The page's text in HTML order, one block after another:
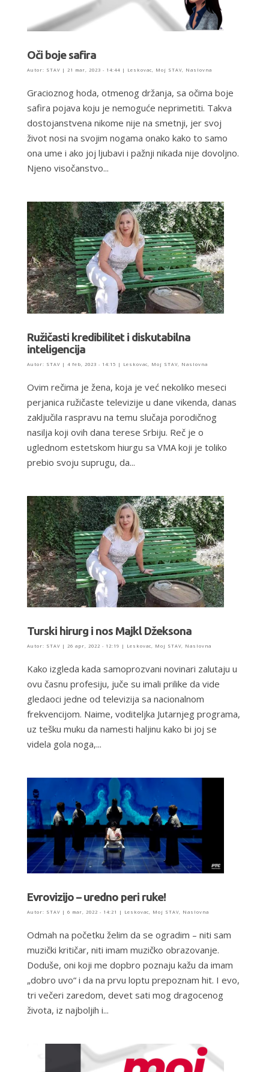
Oči boje safira
Autor: STAV| 21 mar, 2023 - 14:44| Leskovac, Moj STAV, Naslovna
Gracioznog hoda, otmenog držanja, sa očima boje
safira pojava koju je nemoguće neprimetiti. Takva
dostojanstvena nikome nije na smetnji, jer svoj
život nosi na svojim nogama onako kako to samo
ona ume i ako joj ljubavi i pažnji nikada nije dovoljno.
Njeno visočanstvo...
Ružičasti kredibilitet i diskutabilna
inteligencija
Autor: STAV| 4 feb, 2023 - 14:15 | Leskovac Moj STAV, Naslovna
Ovim rečima je žena, koja je već nekoliko meseci
perjanica ružičaste televizije u dane vikenda, danas
zaključila raspravu na temu slučaja porodičnog
nasilja koji ovih dana terese Srbiju. Reč je o
uglednom estetskom hiurgu sa VMA koji je toliko
prebio svoju suprugu, da...
Turski hirurg i nos Majkl Džeksona
Autor: STAV| 26 apr, 2022 - 12:19 | Leskovac, Moj STAV, Naslovna
Kako izgleda kada samoprozvani novinari zalutaju u
ovu časnu profesiju, juče su imali prilike da vide
gledaoci jedne od televizija sa nacionalnom
frekvencijom. Naime, voditeljka Jutarnjeg programa,
uz tešku muku da namesti haljinu kako bi joj se
videla gola noga,...
Evrovizijo – uredno peri ruke!
Autor: STAV| 6 mar, 2022 - 14:21 | Leskovac, Moj STAV, Naslovna
Odmah na početku želim da se ogradim – niti sam
muzički kritičar, niti imam muzičko obrazovanje.
Doduše, oni koji me dopbro poznaju kažu da imam
„dobro uvo“ i da na prvu loptu prepoznam hit. I evo,
tri večeri zaredom, devet sati mog dragocenog
života, iz najboljih i...